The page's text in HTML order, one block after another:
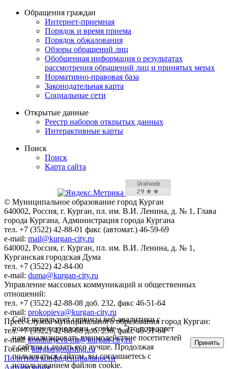
Обращения граждан
Интернет-приемная
Порядок и время приема
Порядок обжалования
Обзоры обращений лиц
Обобщенная информация о результатах
рассмотрения обращений лиц и принятых мерах
Нормативно-правовая база
Законодательная карта
Социальные сети
Открытые данные
Реестр наборов открытых данных
Интерактивные карты
Поиск
Поиск
Карта сайта
© Муниципальное образование город Курган
640002, Россия, г. Курган, пл. им. В.И. Ленина, д. № 1, Глава
города Кургана, Администрация города Кургана
тел. +7 (3522) 42-88-01 факс (автомат.) 46-59-69
e-mail: mail@kurgan-city.ru
640002, Россия, г. Курган, пл. им. В.И. Ленина, д. № 1,
Курганская городская Дума
тел. +7 (3522) 42-84-00
e-mail: duma@kurgan-city.ru
Управление массовых коммуникаций и общественных
отношений:
тел. +7 (3522) 42-88-08 доб. 232, факс 46-51-64
e-mail: prokopieva@kurgan-city.ru
Пресс-служба муниципального образования город Курган:
тел. +7 (3522) 42-88-08 доб. 236, факс 46-51-64
e-mail:kondratyeva-ma@kurgan-city.ru
Госвеб:kurgan.gosuslugi.ru
Политика конфиденциальности
Авторизация
Сайт использует сервисы веб-аналитики с
помощью технологии «cookie». Это позволяет
нам анализировать взаимодействие посетителей
с сайтом и делать его лучше. Продолжая
пользоваться сайтом, вы соглашаетесь с
использованием файлов cookie.
Принять